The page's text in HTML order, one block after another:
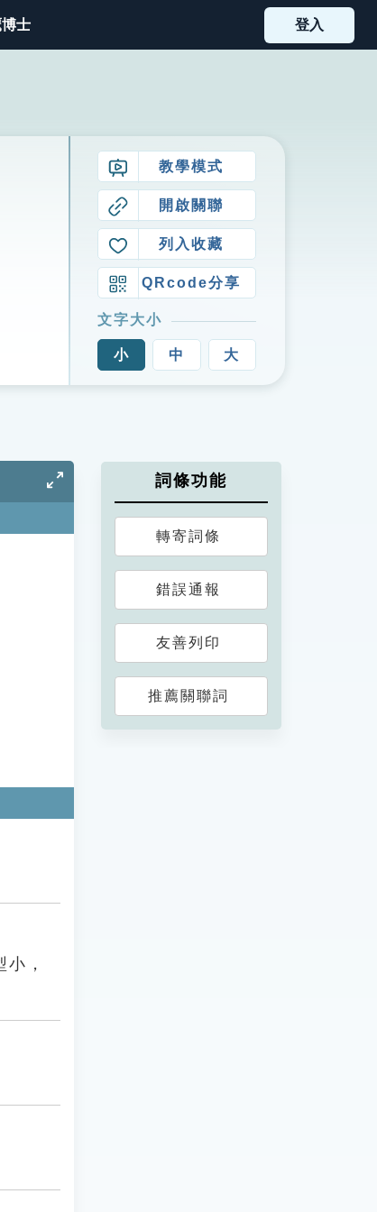
士 登入
教學模式
開啟關聯
列入收藏
QRcode分享
文字大小
小 中 大
，
詞條功能
轉寄詞條
錯誤通報
友善列印
推薦關聯詞